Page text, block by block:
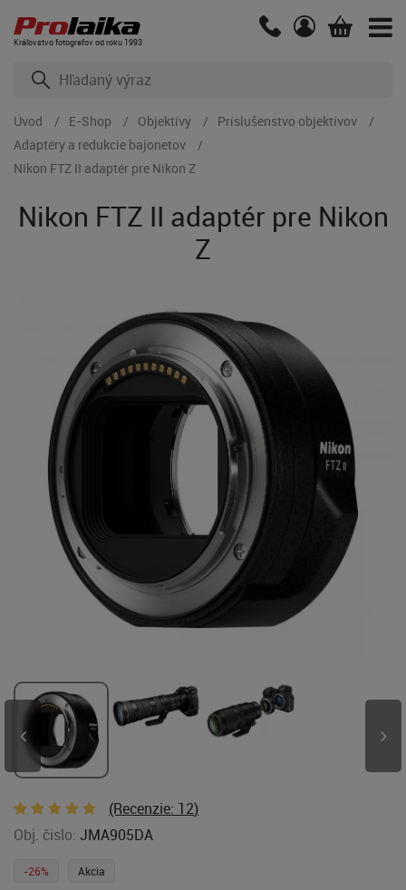
Kráľovstvo fotografov od roku 1993
Úvod E-Shop Objektívy
Príslušenstvo objektívov
Adaptéry a redukcie bajonetov
Nikon FTZ II adaptér pre Nikon Z
Nikon FTZ II adaptér pre Nikon
Z
(Recenzie: 12)
Obj. čislo: JMA905DA
-26% Akcia